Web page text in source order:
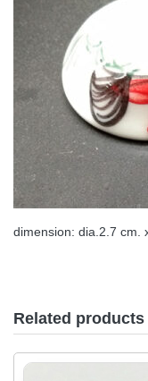
dimension: dia.2.7 cm.
Related products